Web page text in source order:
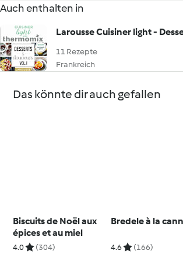
Auch enthalten in
11 Rezepte
Frankreich
Das könnte dir auch gefallen
Biscuits de Noël aux
épices et au miel
4.0 (304)
Bredele à la
4.6 (166)